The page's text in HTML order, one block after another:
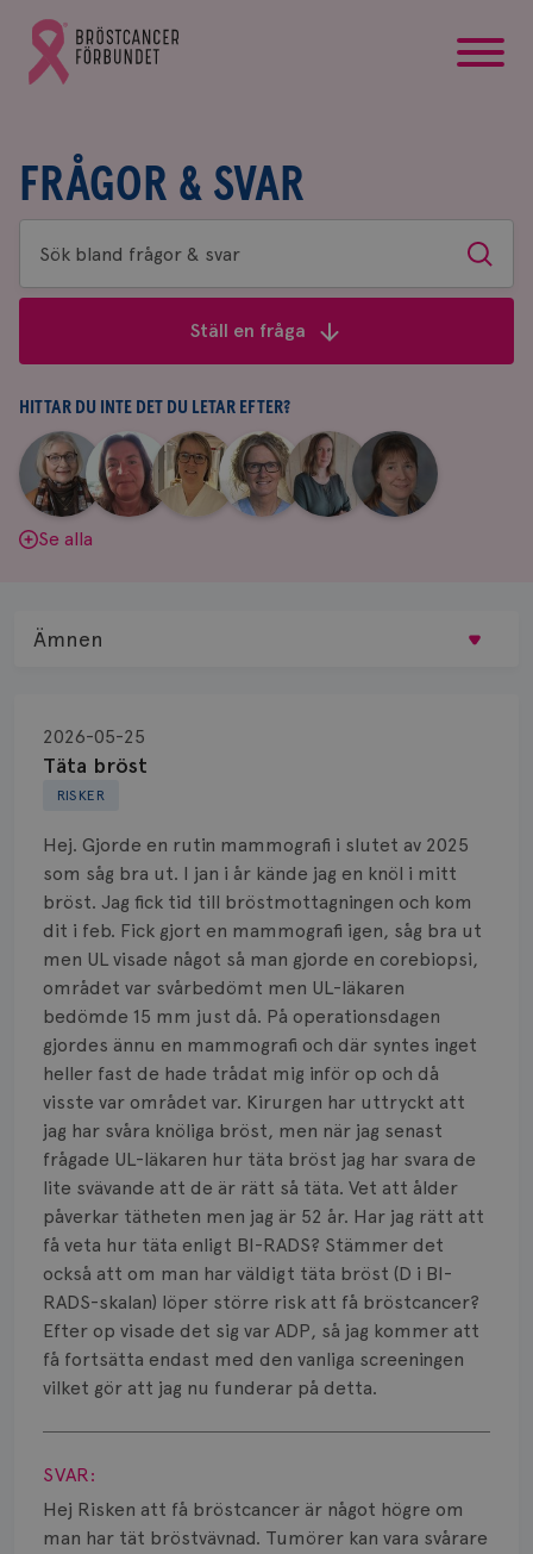
Gå
till
Bröstcancerförbundets
FRÅGOR & SVAR
Sök
bland
&
svar
Sök
Ställ en fråga
HITTAR DU INTE DET DU LETAR EFTER?
Aina
Johnsson
|
Anne
Andersson
Fredrika
Killander
|
Jeanette
Bäcklund
|
Maria
Edegran
|
Yvette
Andersson
Se alla
RISKER
Täta bröst
2026-05-25
Hej. Gjorde en rutin mammografi i slutet av 2025
som såg bra ut. I jan i år kände jag en knöl i mitt
bröst. Jag fick tid till bröstmottagningen och kom
dit i feb. Fick gjort en mammografi igen, såg bra ut
men UL visade något så man gjorde en corebiopsi,
området var svårbedömt men UL-läkaren
bedömde 15 mm just då. På operationsdagen
gjordes ännu en mammografi och där syntes inget
heller fast de hade trådat mig inför op och då
visste var området var. Kirurgen har uttryckt att
jag har svåra knöliga bröst, men när jag senast
frågade UL-läkaren hur täta bröst jag har svara de
lite svävande att de är rätt så täta. Vet att ålder
påverkar tätheten men jag är 52 år. Har jag rätt att
få veta hur täta enligt BI-RADS? Stämmer det
också att om man har väldigt täta bröst (D i BI-
RADS-skalan) löper större risk att få bröstcancer?
Efter op visade det sig var ADP, så jag kommer att
få fortsätta endast med den vanliga screeningen
vilket gör att jag nu funderar på detta.
Visa svar
SVAR:
Hej Risken att få bröstcancer är något högre om
man har tät bröstvävnad. Tumörer kan vara svårare
Ämnen
Biopsi
Biverkningar
Bröstvårta
Knöl
Läkemedel
Typ av bröstcancer
Smärta
Prognos
Risker
Spridd bröstcancer
Strålning
Vätska